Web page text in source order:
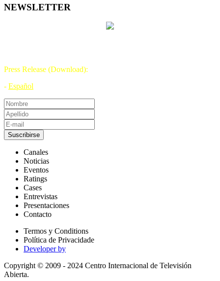
NEWSLETTER
Press Release (Download):
- Español
Suscribirse
Canales
Noticias
Eventos
Ratings
Cases
Entrevistas
Presentaciones
Contacto
Termos y Conditions
Política de Privacidade
Developer by
Copyright © 2009 - 2024 Centro Internacional de Televisión
Abierta.